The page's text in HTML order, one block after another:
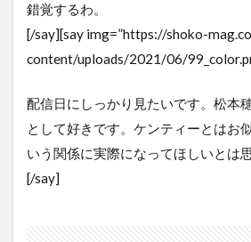
錯覚するわ。
[/say][say img=”https://shoko-
content/uploads/2021/06/
配信日にしっかり見たいです。松本
として好きです。ケンティーとはお
いう関係に実際になってほしいとは
[/say]